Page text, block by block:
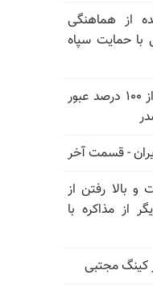
از هماهنگی
با حمایت سپاه
شاخص فلاکت در ۱۹ استان از ۱۰۰ درصد عبور
- قسمت آخر
بالا رفتن از
از مذاکره با
کینگ مجتبی